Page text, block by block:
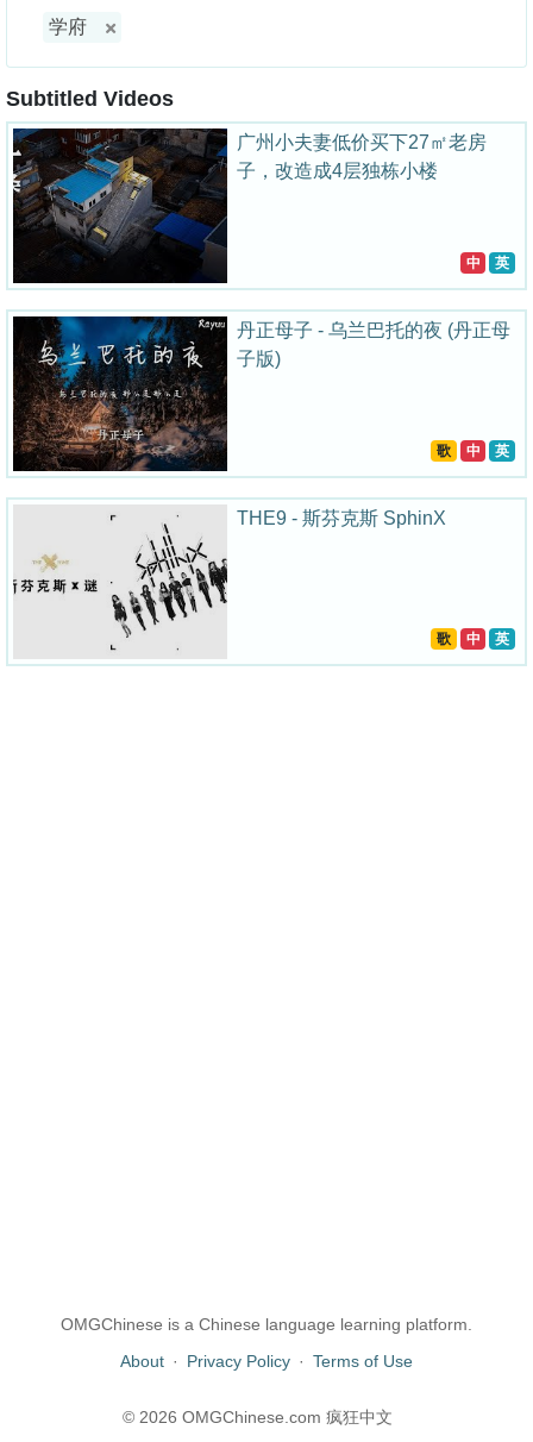
学府
Subtitled Videos
广州小夫妻低价买下27㎡老房
子，改造成4层独栋小楼
中 英
丹正母子 - 乌兰巴托的夜 (丹正母
子版)
歌 中 英
THE9 - 斯芬克斯 SphinX
歌 中 英
OMGChinese is a Chinese language learning platform.
About · Privacy Policy · Terms of Use
© 2026 OMGChinese.com 疯狂中文